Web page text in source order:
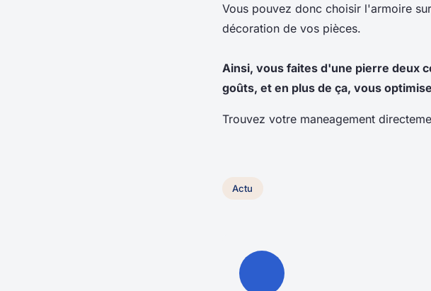
Vous pouvez donc choisir l'armoire
décoration de vos pièces.
Ainsi, vous faites d'une pierre deux
goûts, et en plus de ça, vous
Trouvez votre maneagement
Actu